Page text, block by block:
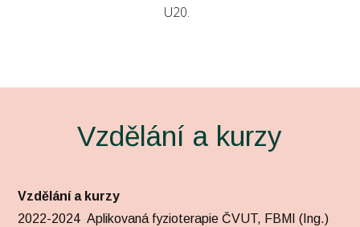
U20.
Vzdělání a kurzy
Vzdělání a kurzy
2022-2024 Aplikovaná fyzioterapie ČVUT, FBMI (Ing.)